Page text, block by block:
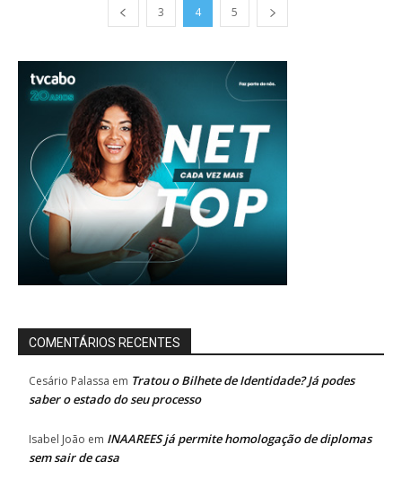
3 4 5
COMENTÁRIOS RECENTES
Cesário Palassa em Tratou o Bilhete de Identidade? Já podes
saber o estado do seu processo
Isabel João em INAAREES já permite homologação de diplomas
sem sair de casa